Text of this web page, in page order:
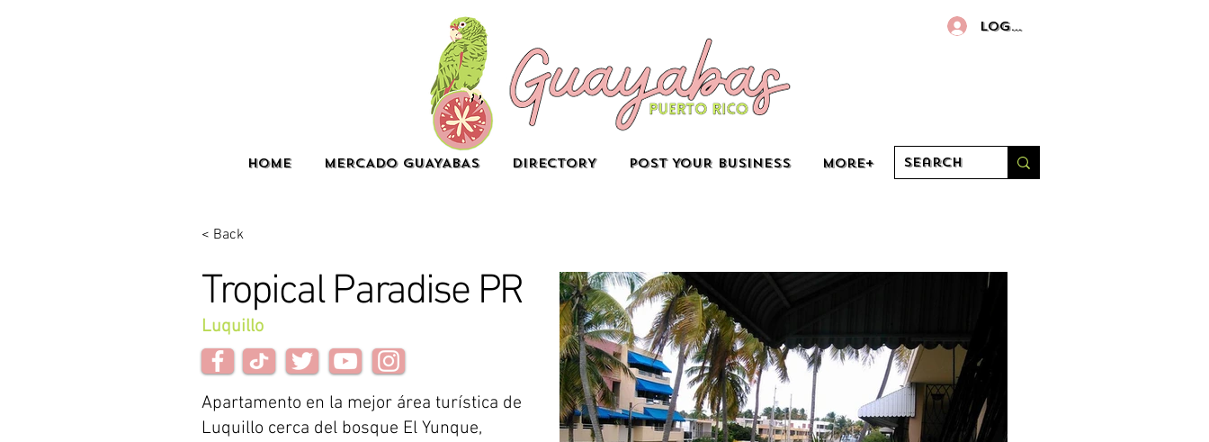
HOME MERCADO GUAYABAS DIRECTORY POST YOUR BUSINESS More+
Log In
< Back
Tropical Paradise PR
Luquillo
Apartamento en la mejor área turística de
Luquillo cerca del bosque El Yunque,